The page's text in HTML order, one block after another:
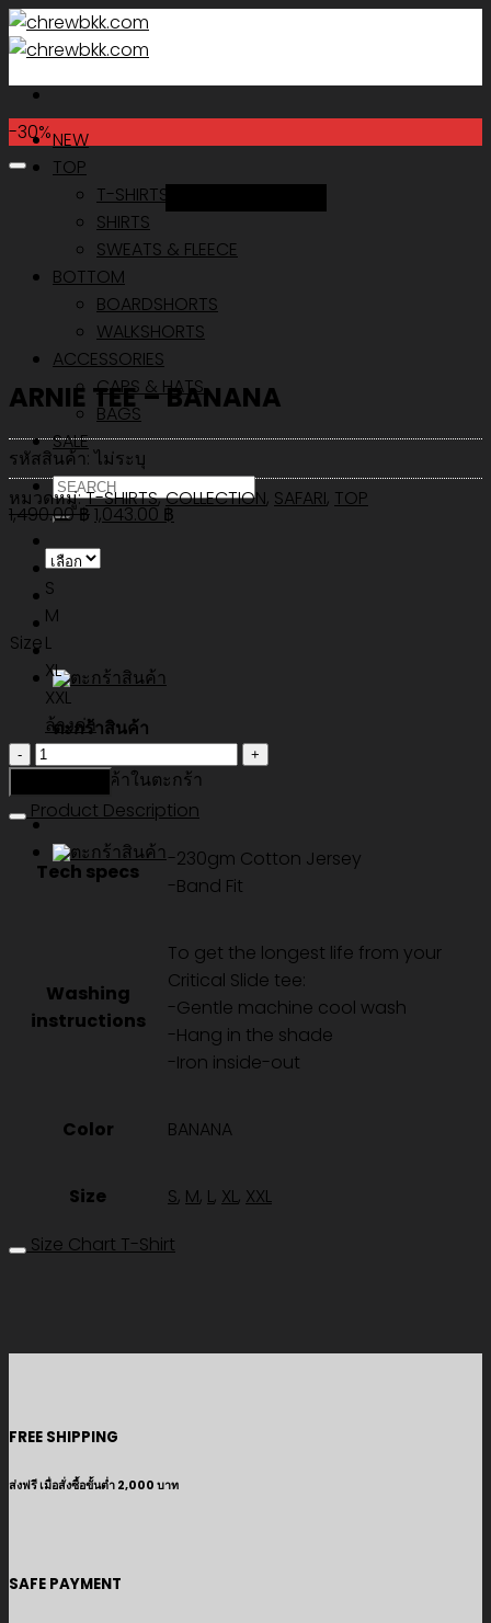
Skip
to
NEW
TOP
T-SHIRTS
SHIRTS
SWEATS & FLEECE
BOTTOM
BOARDSHORTS
WALKSHORTS
ACCESSORIES
CAPS & HATS
BAGS
SALE
ค้นหา:
ตะกร้าสินค้า
ไม่มีสินค้าในตะกร้า
-30%
ARNIE TEE – BANANA
รหัสสินค้า:ไม่ระบุ
หมวดหมู่:T-SHIRTS,COLLECTION, SAFARI, TOP
1,490.00฿Original
was:
1,043.00 ฿Current
Size
S
M
L
XL
XXL
ล้างค่า
จำนวน
TEE
-
BANANA
Product Description
Tech specs
-230gm Cotton Jersey
-Band Fit
Washing
instructions
To get the longest life from your
Critical Slide tee:
-Gentle machine cool wash
-Hang in the shade
-Iron inside-out
Color BANANA
Size S, M, L, XL, XXL
Size Chart T-Shirt
FREE SHIPPING
ส่งฟรี เมื่อสั่งซื้อขั้นต่ำ 2,000 บาท
SAFE PAYMENT